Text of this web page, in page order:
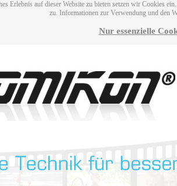
Erlebnis auf dieser Website zu bieten setzen wir Cookies
zu. Informationen zur Verwendung und den
Nur essenzielle